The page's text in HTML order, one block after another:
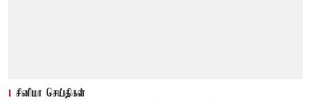
சினிமா செய்திகள்